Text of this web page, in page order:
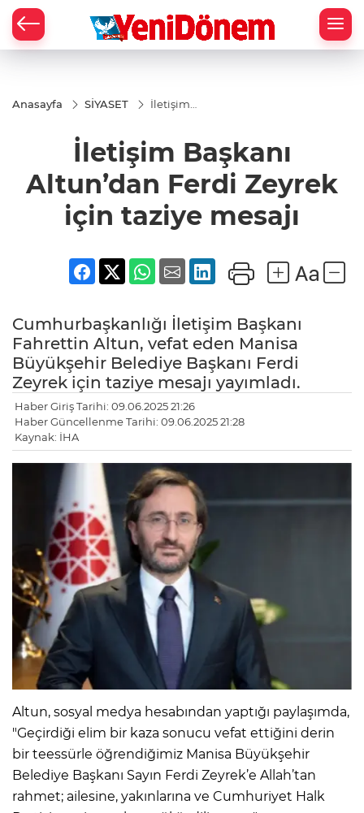
Anasayfa SİYASET
İletişim
Zeyrek
taziye
mesajı
İletişim Başkanı
Altun’dan Ferdi Zeyrek
için taziye mesajı
Cumhurbaşkanlığı İletişim Başkanı
Fahrettin Altun, vefat eden Manisa
Büyükşehir Belediye Başkanı Ferdi
Zeyrek için taziye mesajı yayımladı.
Haber Giriş Tarihi: 09.06.2025 21:26
Haber Güncellenme Tarihi: 09.06.2025 21:28
Kaynak: İHA
Altun, sosyal medya hesabından yaptığı paylaşımda,
"Geçirdiği elim bir kaza sonucu vefat ettiğini derin
bir teessürle öğrendiğimiz Manisa Büyükşehir
Belediye Başkanı Sayın Ferdi Zeyrek’e Allah’tan
rahmet; ailesine, yakınlarına ve Cumhuriyet Halk